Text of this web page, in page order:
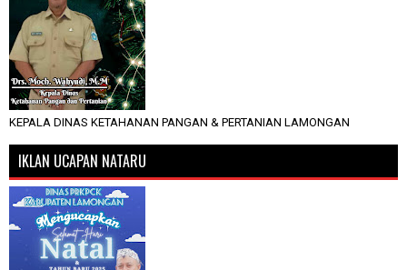
KEPALA DINAS KETAHANAN PANGAN & PERTANIAN LAMONGAN
IKLAN UCAPAN NATARU